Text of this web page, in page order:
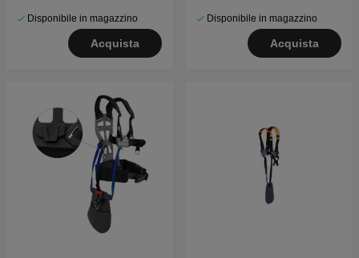
Disponibile in magazzino
Acquista
Disponibile in magazzino
Acquista